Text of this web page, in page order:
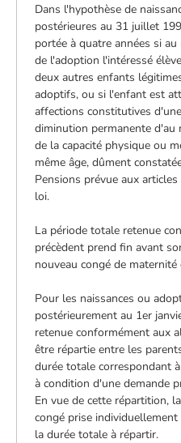
Dans l'hypothèse de
postérieures au 31 juillet
portée à quatre années si
de l'adoption l'intéressé
deux autres enfants
adoptifs, ou si l'enfant est
affections constitutives
diminution permanente
de la capacité physique ou
même âge, dûment
Pensions prévue aux
loi.
La période totale retenue
précèdent prend fin avant
nouveau congé de maternité
Pour les naissances ou
postérieurement au 1er
retenue conformément aux
être répartie entre les
durée totale correspondant
à condition d'une demande
En vue de cette répartition,
congé prise
la durée totale à répartir.